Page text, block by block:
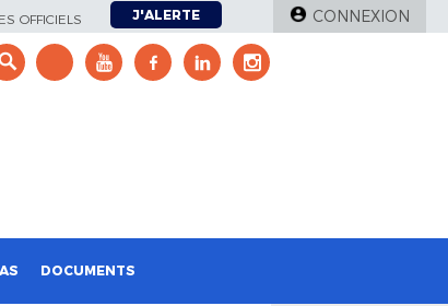
OFFICIELS J'ALERTE CONNEXION
DOCUMENTS